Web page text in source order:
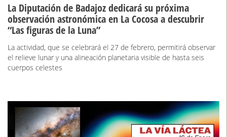
La Diputación de Badajoz dedicará su próxima
observación astronómica en La Cocosa a descubrir
“Las figuras de la Luna”
La actividad, que se celebrará el 27 de febrero, permitirá observar
el relieve lunar y una alineación planetaria visible de hasta seis
cuerpos celestes